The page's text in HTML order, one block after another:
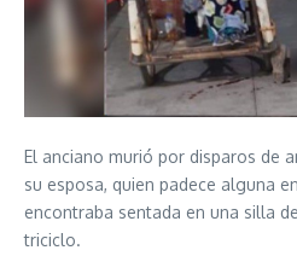
El anciano murió por disparos de
su esposa, quien padece alguna
encontraba sentada en una silla
triciclo.